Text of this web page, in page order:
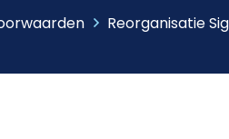
Reorganisatie